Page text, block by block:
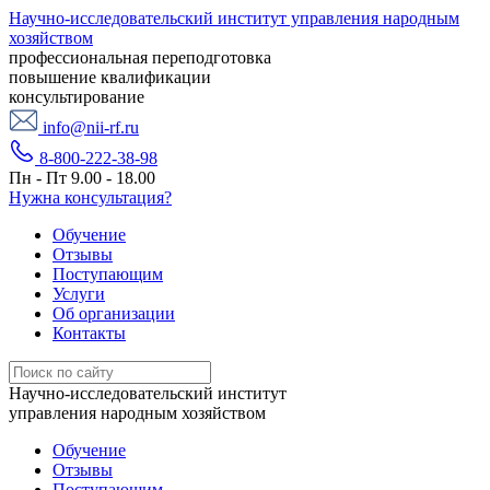
Научно-исследовательский институт управления народным
хозяйством
профессиональная переподготовка
повышение квалификации
консультирование
info@nii-rf.ru
8-800-222-38-98
Пн - Пт 9.00 - 18.00
Нужна консультация?
Обучение
Отзывы
Поступающим
Услуги
Об организации
Контакты
Научно-исследовательский институт
управления народным хозяйством
Обучение
Отзывы